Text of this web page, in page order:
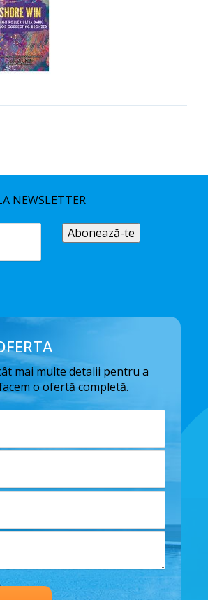
NEWSLETTER
mai multe detalii pentru a
o ofertă completă.